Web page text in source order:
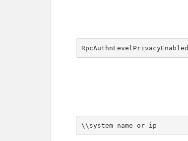
RpcAuthnLevelPrivacyEnabled
\\system name or ip